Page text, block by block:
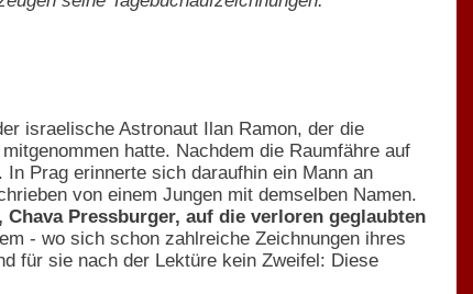
israelische Astronaut Ilan Ramon, der die
hatte. Nachdem die Raumfähre auf
Prag erinnerte sich daraufhin ein Mann an
von einem Jungen mit demselben Namen.
Pressburger, auf die verloren geglaubten
- wo sich schon zahlreiche Zeichnungen ihres
für sie nach der Lektüre kein Zweifel: Diese